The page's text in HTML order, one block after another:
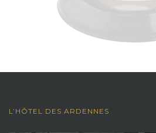
L’HÔTEL DES ARDENNES